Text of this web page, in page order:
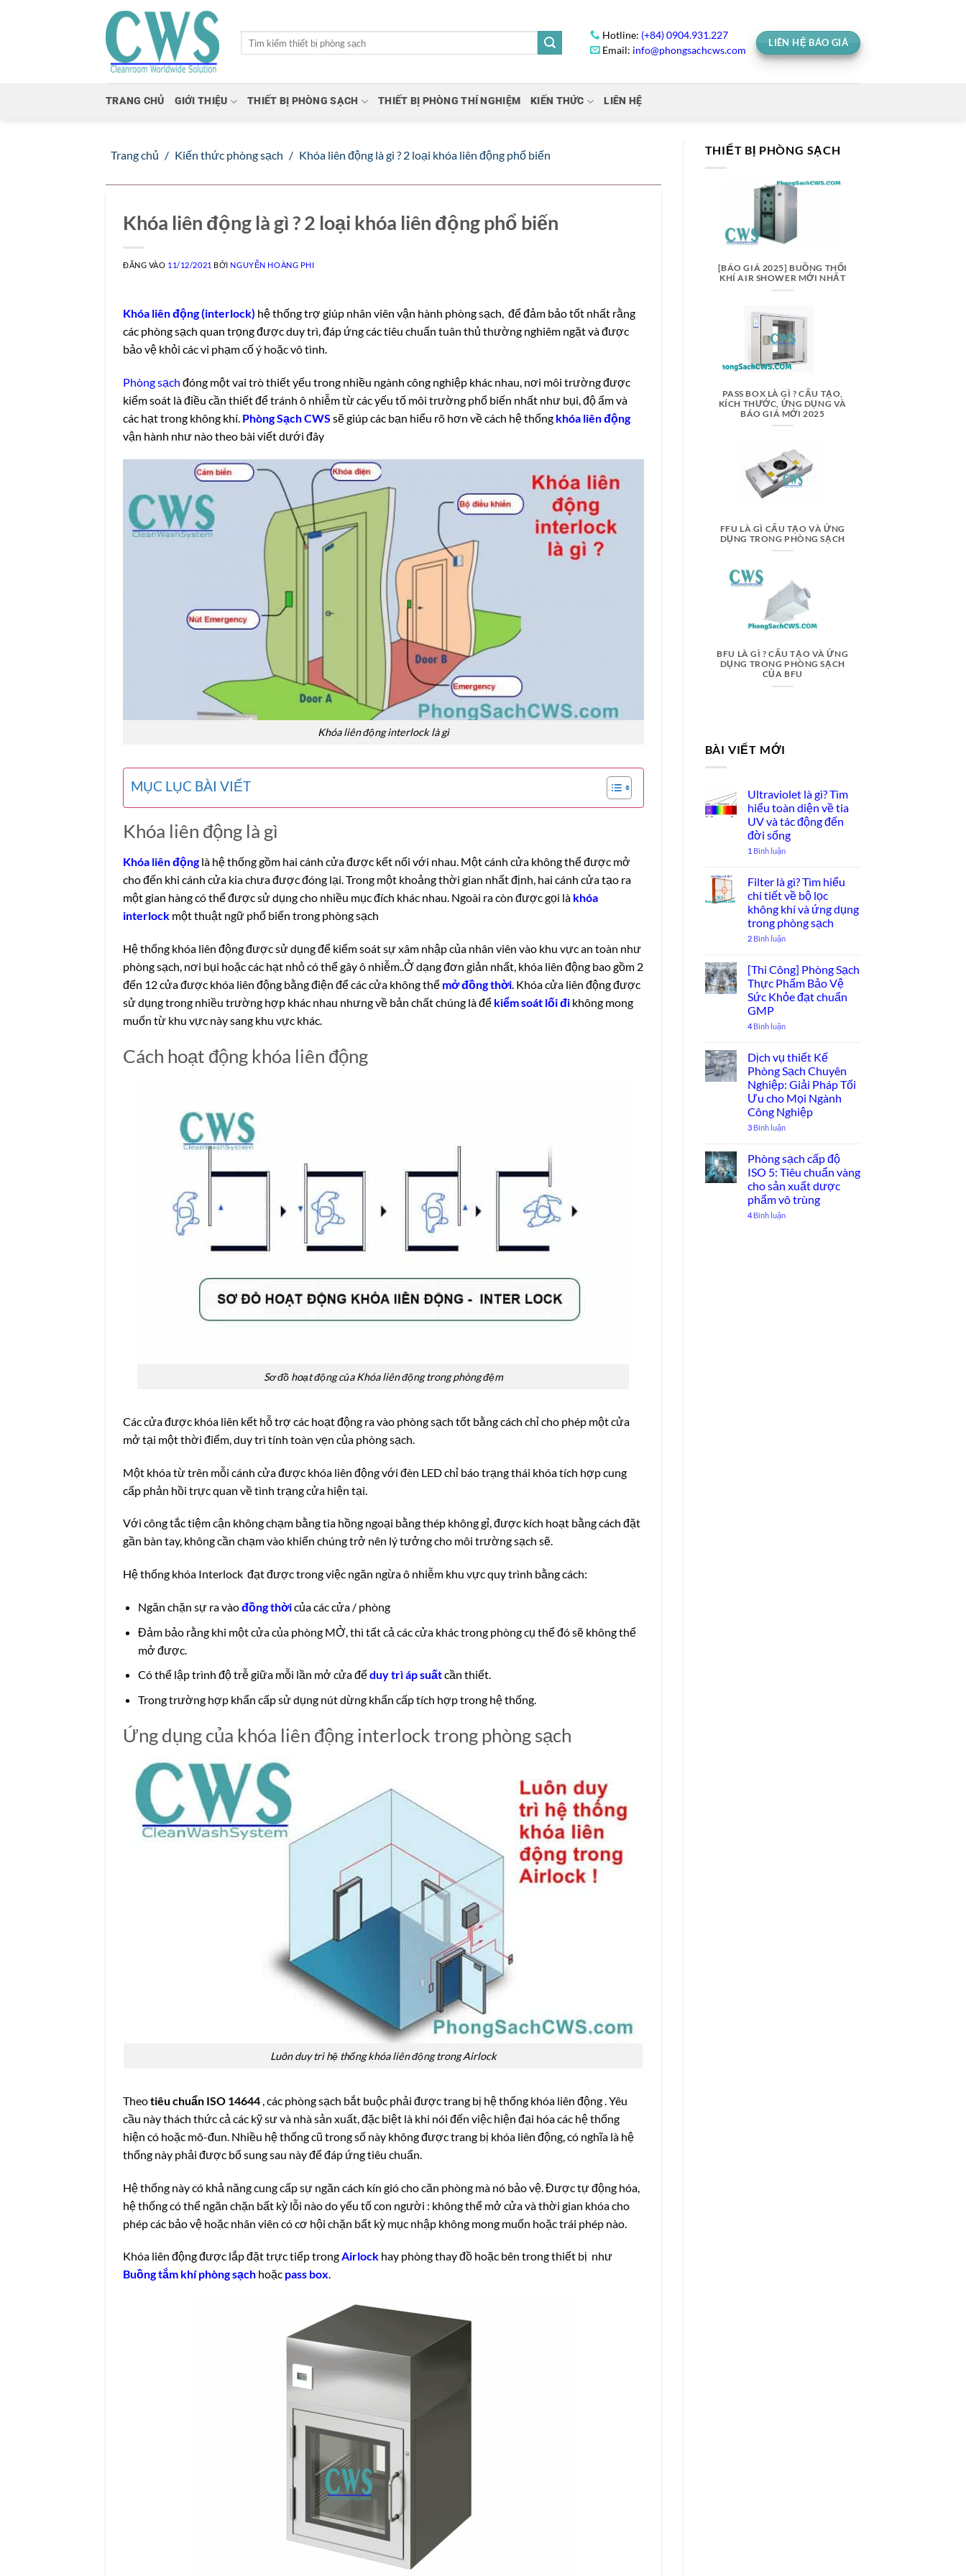
Hotline: (+84) 0904.931.227
Email: info@phongsachcws.com
LIÊN HỆ BÁO GIÁ
TRANG CHỦ GIỚI THIỆU THIẾT BỊ PHÒNG SẠCH THIẾT BỊ PHÒNG THÍ NGHIỆM KIẾN THỨC LIÊN HỆ
Trang chủ / Kiến thức phòng sạch / Khóa liên động là gì ? 2 loại khóa liên động phổ biến
Khóa liên động là gì ? 2 loại khóa liên động phổ biến
ĐĂNG VÀO 11/12/2021 BỞI NGUYỄN HOÀNG PHI
Khóa liên động (interlock) hệ thốngtrợ giúp nhân viên vận hành phòng sạch, để đảm bảo tốt nhất rằng
các phòng sạch quan trọng được duy trì, đáp ứng các tiêu chuẩn tuân thủ thường nghiêm ngặt và được
bảo vệ khỏi các vi phạm cố ý hoặc vô tình.
Phòng sạch đóng một vai trò thiết yếu trong nhiều ngành công nghiệp khác nhau, nơi môi trường được
kiểm soát là điều cần thiết để tránh ô nhiễm từ các yếu tố môi trường phổ biến nhất như bụi, độ ẩm và
các hạt trong không khí. Phòng Sạch CWS sẽ giúp các bạn hiểu rõ hơn về cách hệ thống khóa liên động
vận hành như nào theo bài viết dưới đây
Khóa liên động interlock là gì
MỤC LỤC BÀI VIẾT
Khóa liên động là gì
Khóa liên độnglà hệ thống gồm hai cánh cửa được kết nối với nhau. Một cánh cửa không thể được mở
cho đến khi cánh cửa kia chưa được đóng lại. Trong một khoảng thời gian nhất định, hai cánh cửa tạo ra
một gian hàng có thể được sử dụng cho nhiều mục đích khác nhau. Ngoài ra còn được gọi là khóa
interlock một thuật ngữ phổ biến trong phòng sạch
Hệ thống khóa liên động được sử dụng để kiểm soát sự xâm nhập của nhân viên vào khu vực an toàn như
phòng sạch, nơi bụi hoặc các hạt nhỏ có thể gây ô nhiễm.. Ở dạng đơn giản nhất, khóa liên động bao gồm 2
đến 12 cửa được khóa liên động bằng điện để các cửa không thể mở đồng thời . Khóa cửa liên động được
sử dụng trong nhiều trường hợp khác nhau nhưng về bản chất chúng là để kiểm soát lối đi không mong
muốn từ khu vực này sang khu vực khác.
Cách hoạt động khóa liên động
Sơ đồ hoạt động của Khóa liên động trong phòng đệm
Các cửa được khóa liên kết hỗ trợ các hoạt động ra vào phòng sạch tốt bằng cách chỉ cho phép một cửa
mở tại một thời điểm, duy trì tính toàn vẹn của phòng sạch.
Một khóa từ trên mỗi cánh cửa được khóa liên động với đèn LED chỉ báo trạng thái khóa tích hợp cung
cấp phản hồi trực quan về tình trạng cửa hiện tại.
Với công tắc tiệm cận không chạm bằng tia hồng ngoại bằng thép không gỉ, được kích hoạt bằng cách đặt
gần bàn tay, không cần chạm vào khiến chúng trở nên lý tưởng cho môi trường sạch sẽ.
Hệ thống khóa Interlock đạt được trong việc ngăn ngừa ô nhiễm khu vực quy trình bằng cách:
Ngăn chặn sự ra vàođồng thờicủa các cửa / phòng
Đảm bảo rằng khi một cửa của phòng MỞ, thì tất cả các cửa khác trong phòng cụ thể đó sẽ không thể
mở được.
Có thể lập trình độ trễ giữa mỗi lần mở cửa đểduy trì áp suấtcần thiết.
Trong trường hợp khẩn cấp sử dụng nút dừng khẩn cấp tích hợp trong hệ thống.
Ứng dụng của khóa liên động interlock trong phòng sạch
Luôn duy trì hệ thống khóa liên động trong Airlock
Theotiêu chuẩn ISO 14644 , các phòng sạch bắt buộc phải được trang bị hệ thống khóa liên động . Yêu
cầu này thách thức cả các kỹ sư và nhà sản xuất, đặc biệt là khi nói đến việc hiện đại hóa các hệ thống
hiện có hoặc mô-đun. Nhiều hệ thống cũ trong số này không được trang bị khóa liên động, có nghĩa là hệ
thống này phải được bổ sung sau này để đáp ứng tiêu chuẩn.
Hệ thống này có khả năng cung cấp sự ngăn cách kín gió cho căn phòng mà nó bảo vệ. Được tự động hóa,
hệ thống có thể ngăn chặn bất kỳ lỗi nào do yếu tố con người : không thể mở cửa và thời gian khóa cho
phép các bảo vệ hoặc nhân viên có cơ hội chặn bất kỳ mục nhập không mong muốn hoặc trái phép nào.
Khóa liên động được lắp đặt trực tiếp trongAirlock hay phòng thay đồ hoặc bên trong thiết bị như
Buồng tắm khí phòng sạch hoặc pass box.
THIẾT BỊ PHÒNG SẠCH
[BÁO GIÁ 2025] BUỒNG THỔI
KHÍ AIR SHOWER MỚI NHẤT
PASS BOX LÀ GÌ ? CẤU TẠO,
KÍCH THƯỚC, ỨNG DỤNG VÀ
BÁO GIÁ MỚI 2025
FFU LÀ GÌ CẤU TẠO VÀ ỨNG
DỤNG TRONG PHÒNG SẠCH
BFU LÀ GÌ ? CẤU TẠO VÀ ỨNG
DỤNG TRONG PHÒNG SẠCH
CỦA BFU
BÀI VIẾT MỚI
Ultraviolet là gì? Tìm
hiểu toàn diện về tia
UV và tác động đến
đời sống
1 Bình luận
Filter là gì? Tìm hiểu
chi tiết về bộ lọc
không khí và ứng dụng
trong phòng sạch
2Bình luận
[Thi Công] Phòng Sạch
Thực Phẩm Bảo Vệ
Sức Khỏe đạt chuẩn
GMP
4Bình luận
Dịch vụ thiết Kế
Phòng Sạch Chuyên
Nghiệp: Giải Pháp Tối
Ưu cho Mọi Ngành
Công Nghiệp
3Bình luận
Phòng sạch cấp độ
ISO 5: Tiêu chuẩn vàng
cho sản xuất dược
phẩm vô trùng
4Bình luận